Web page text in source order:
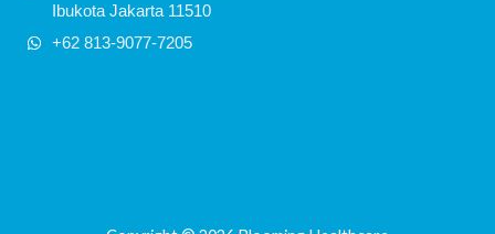
Ibukota Jakarta 11510
+62 813-9077-7205